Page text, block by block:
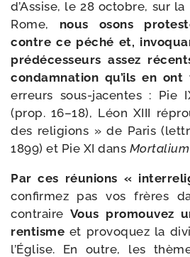
d’Assise, le 28 octobre, sur
Rome, nous osons
contre ce péché et,
pré­dé­ces­seurs assez
condam­na­tion qu’ils en ont
erreurs sous-​jacentes : Pie
(prop. 16–18), Léon XIII
des reli­gions » de Paris
1899) et Pie XI dans
Par ces réunions «
confir­mez pas vos frères
contraire Vous pro­mou­vez
ren­tisme et pro­vo­quez la
l’Église. En outre, les